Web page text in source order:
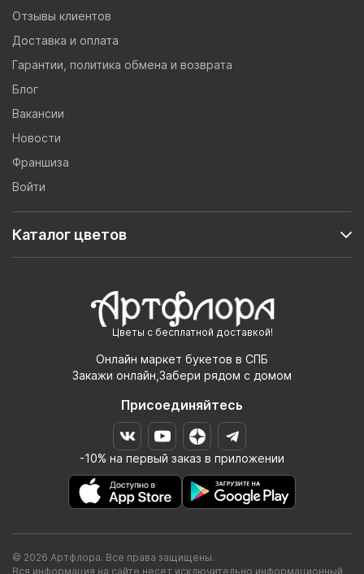
Цветы с бесплатной доставкой!
Онлайн маркет букетов в СПБ
Закажи онлайн,Забери рядом с домом
Присоединяйтесь
-10% на первый заказ в приложении
Отзывы клиентов
Доставка и оплата
Гарантии, политика обмена и возврата
Блог
Вакансии
Новости
Франшиза
Войти
Каталог цветов
© 2026 Артфлора. Все права защищены.
Вся информация на сайте несет исключительно информационный